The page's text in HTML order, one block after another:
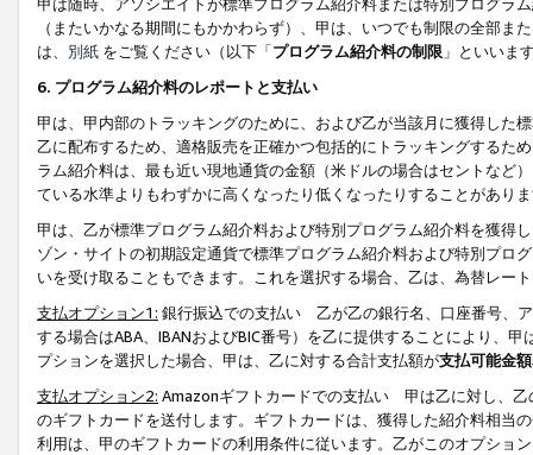
（またいかなる期間にもかかわらず）、甲は、いつでも制限の全部
は、 別紙 をご覧ください（以下「プログラム紹介料の制限 」といいま
6. プログラム紹介料のレポートと支払い
甲は、甲内部のトラッキングのために、および乙が当該月に獲得した
乙に配布するため、適格販売を正確かつ包括的にトラッキングするた
ラム紹介料は、最も近い現地通貨の金額（米ドルの場合はセントなど
ている水準よりもわずかに高くなったり低くなったりすることがあり
甲は、乙が標準プログラム紹介料および特別プログラム紹介料を獲得
ゾン・サイトの初期設定通貨で標準プログラム紹介料および特別プロ
いを受け取ることもできます。これを選択する場合、乙は、為替レー
支払オプション1: 銀行振込での支払い 乙が乙の銀行名、口座番号、
する場合はABA、IBANおよびBIC番号）を乙に提供することにより、
プションを選択した場合、甲は、乙に対する合計支払額が支払可能金
支払オプション2: Amazonギフトカードでの支払い 甲は乙に対し、乙
のギフトカードを送付します。ギフトカードは、獲得した紹介料相当
利用は、甲のギフトカードの利用条件に従います。乙がこのオプショ